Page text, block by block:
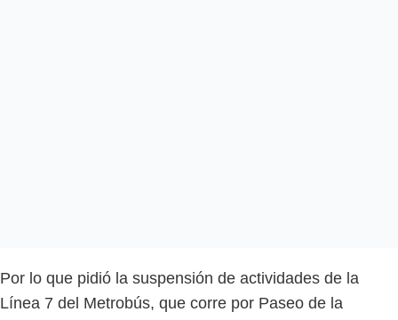
Por lo que pidió la suspensión de actividades de la
Línea 7 del Metrobús, que corre por Paseo de la